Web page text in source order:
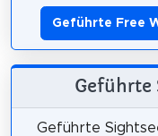
Geführte Free
Geführte
Geführte